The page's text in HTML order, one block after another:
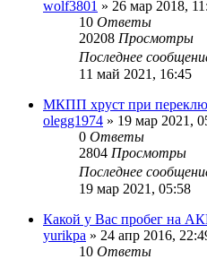
wolf3801 » 26 мар 2018,
10 Ответы
20208 Просмотры
Последнее
11 май 2021, 16:45
МКПП хруст при
olegg1974 » 19 мар 2021,
0 Ответы
2804 Просмотры
Последнее
19 мар 2021, 05:58
Какой у Вас пробег на
yurikpa » 24 апр 2016,
10 Ответы